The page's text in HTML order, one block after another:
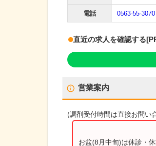
電話 0563-55-3070
直近の求人を確認する
営業案内
(調剤受付時間は直接お問い
お盆(8月中旬)は休診・